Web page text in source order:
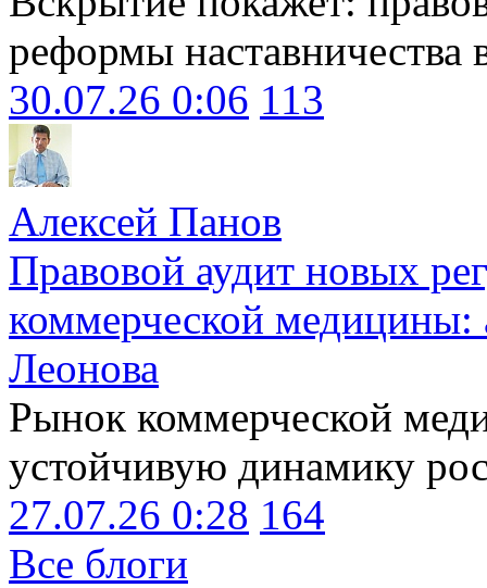
реформы наставничества
30.07.26 0:06 113
Алексей Панов
Правовой аудит новых
коммерческой медицины:
Леонова
Рынок коммерческой
устойчивую динамику
27.07.26 0:28 164
Все блоги